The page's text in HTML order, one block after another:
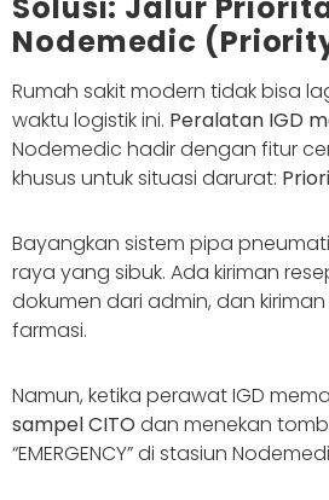
Solusi: Jalur
Nodemedic
Rumah sakit modern tidak bisa
waktu logistik ini. Peralatan IGD
Nodemedic hadir dengan fitur
khusus untuk situasi darurat:
Bayangkan sistem pipa
raya yang sibuk. Ada kiriman
dokumen dari admin, dan
farmasi.
Namun, ketika perawat IGD
sampel CITO dan menekan
“EMERGENCY” di stasiun